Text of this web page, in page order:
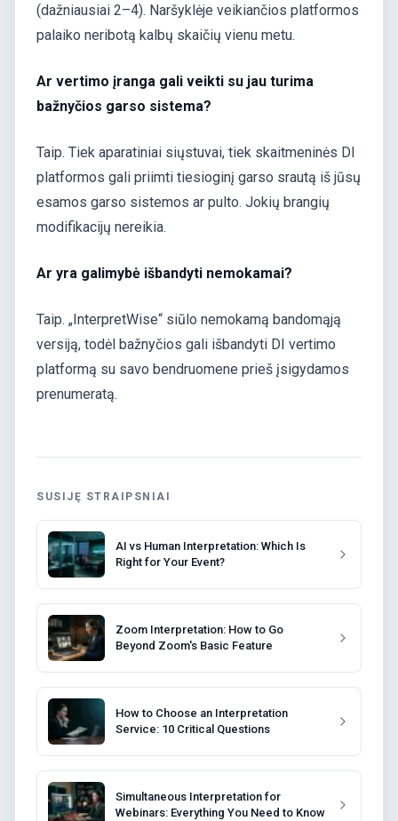
(dažniausiai 2–4). Naršyklėje veikiančios platformos
palaiko neribotą kalbų skaičių vienu metu.
Ar vertimo įranga gali veikti su jau turima
bažnyčios garso sistema?
Taip. Tiek aparatiniai siųstuvai, tiek skaitmeninės DI
platformos gali priimti tiesioginį garso srautą iš jūsų
esamos garso sistemos ar pulto. Jokių brangių
modifikacijų nereikia.
Ar yra galimybė išbandyti nemokamai?
Taip. „InterpretWise“ siūlo nemokamą bandomąją
versiją, todėl bažnyčios gali išbandyti DI vertimo
platformą su savo bendruomene prieš įsigydamos
prenumeratą.
SUSIJĘ STRAIPSNIAI
AI vs Human Interpretation: Which Is
Right for Your Event?
Zoom Interpretation: How to Go
Beyond Zoom's Basic Feature
How to Choose an Interpretation
Service: 10 Critical Questions
Simultaneous Interpretation for
Webinars: Everything You Need to Know